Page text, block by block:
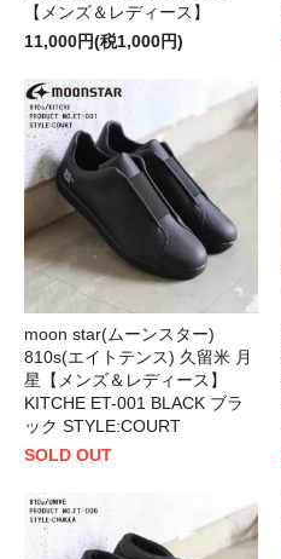
【メンズ＆レディース】
11,000円(税1,000円)
moon star(ムーンスター)
810s(エイトテンス) 久留米 月
星【メンズ＆レディース】
KITCHE ET-001 BLACK ブラ
ック STYLE:COURT
SOLD OUT